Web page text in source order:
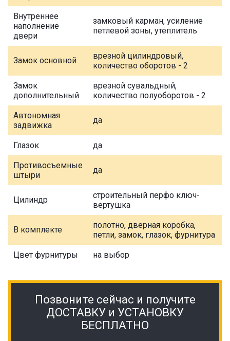
Внутреннее
наполнение
двери
замковый карман, усиление
петлевой зоны, утеплитель
Замок основной
врезной цилиндровый,
количество оборотов - 2
Замок
дополнительный
врезной сувальдный,
количество полуоборотов - 2
Автономная
задвижка
да
Глазок да
Противосъемные
штыри
да
Цилиндр
строительный перфо ключ-
вертушка
В комплекте
полотно, дверная коробка,
петли, замок, глазок, фурнитура
Цвет фурнитуры на выбор
Позвоните сейчас и получите
ДОСТАВКУ и УСТАНОВКУ
БЕСПЛАТНО